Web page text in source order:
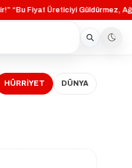
·“Bu Fiyat Üreticiyi Güldürmez,
HÜRRİYET DÜNYA